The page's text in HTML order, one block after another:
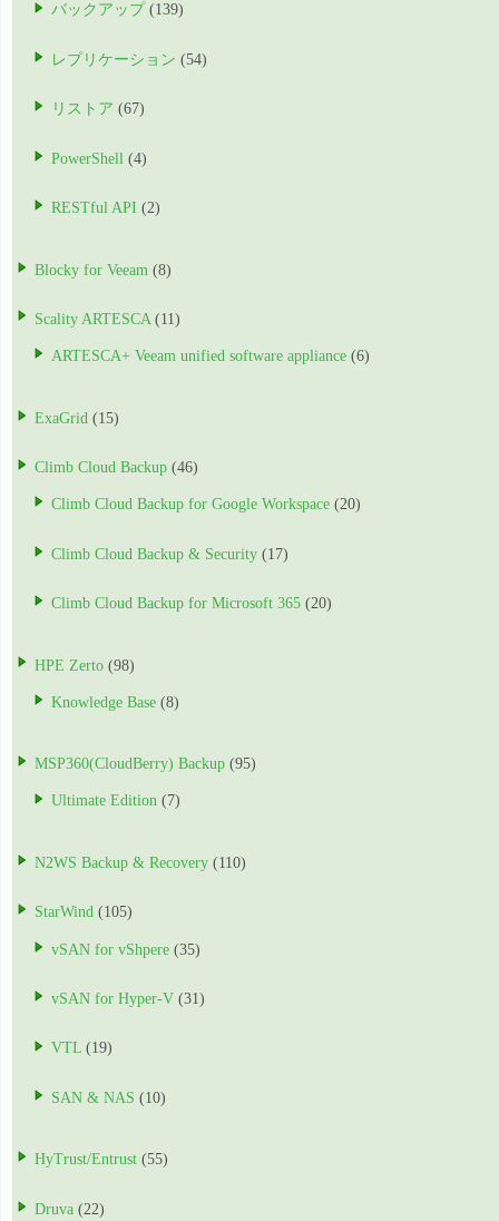
バックアップ (139)
レプリケーション (54)
リストア (67)
PowerShell (4)
RESTful API (2)
Blocky for Veeam (8)
Scality ARTESCA (11)
ARTESCA+ Veeam unified software appliance (6)
ExaGrid (15)
Climb Cloud Backup (46)
Climb Cloud Backup for Google Workspace (20)
Climb Cloud Backup & Security (17)
Climb Cloud Backup for Microsoft 365 (20)
HPE Zerto (98)
Knowledge Base (8)
MSP360(CloudBerry) Backup (95)
Ultimate Edition (7)
N2WS Backup & Recovery (110)
StarWind (105)
vSAN for vShpere (35)
vSAN for Hyper-V (31)
VTL (19)
SAN & NAS (10)
HyTrust/Entrust (55)
Druva (22)